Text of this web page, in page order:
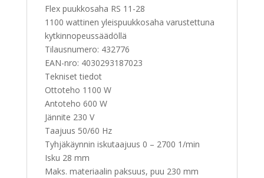
Flex puukkosaha RS 11-28
1100 wattinen yleispuukkosaha varustettuna
kytkinnopeussäädöllä
Tilausnumero: 432776
EAN-nro: 4030293187023
Tekniset tiedot
Ottoteho 1100 W
Antoteho 600 W
Jännite 230 V
Taajuus 50/60 Hz
Tyhjäkäynnin iskutaajuus 0 – 2700 1/min
Isku 28 mm
Maks. materiaalin paksuus, puu 230 mm